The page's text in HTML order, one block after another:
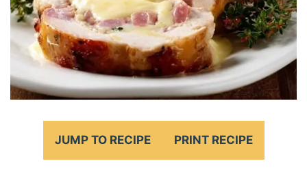
JUMP TO RECIPE PRINT RECIPE